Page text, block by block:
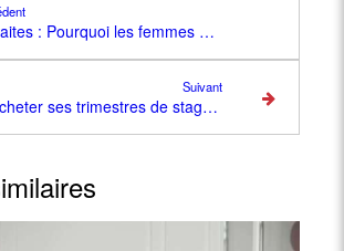
Retraites : Pourquoi les femmes ont raison de s'inquiéter plus que les hommes
Suivant
Retraite : racheter ses trimestres de stage coûte désormais 481 euros